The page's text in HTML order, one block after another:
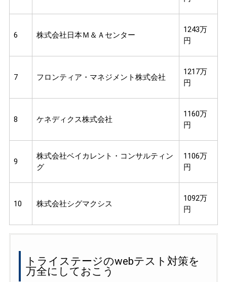
6 株式会社日本Ｍ＆Ａセンター
1243万
円
7 フロンティア・マネジメント株式会社
1217万
円
8 ケネディクス株式会社
1160万
円
9
株式会社ベイカレント・コンサルティン
グ
1106万
円
10 株式会社シグマクシス
1092万
円
トライステージのwebテスト対策を
万全にしておこう